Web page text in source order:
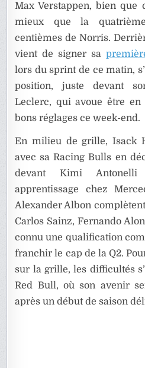
Max Verstappen, bien que
mieux que la
centièmes de Norris.
vient de signer sa
lors du sprint de ce matin,
position, juste devant
Leclerc, qui avoue être
bons réglages ce week-end.
En milieu de grille, Isack
avec sa Racing Bulls en
devant Kimi
apprentissage chez
Alexander Albon
Carlos Sainz, Fernando
connu une qualification
franchir le cap de la Q2.
sur la grille, les difficultés
Red Bull, où son avenir
après un début de saison